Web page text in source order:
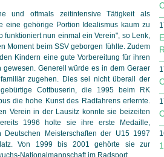
und oftmals zeitintensive Tätigkeit als
eine gehörige Portion Idealismus kaum zu
funktioniert nun einmal ein Verein", so Lenk,
Moment beim SSV geborgen fühlte. Zudem
Kindern eine gute Vorbereitung für ihren
gewesen. Generell würde es in dem Geraer
zugehen. Dies sei nicht überall der
Cottbuserin, die 1995 beim RK
die hohe Kunst des Radfahrens erlernte.
Verein in der Lausitz konnte sie beizeiten
1996 holte sie ihre erste Medaille,
Deutschen Meisterschaften der U15 1997
Von 1999 bis 2001 gehörte sie zur
Nationalmannschaft im Radsport.